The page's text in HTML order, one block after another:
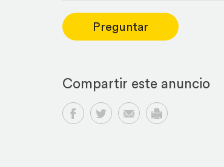
Preguntar
Compartir este anuncio
Compartir en Facebook
Compartir en Twitter
Compartir por email
Imprimir